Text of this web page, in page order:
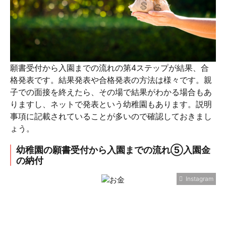
願書受付から入園までの流れの第4ステップが結果、合
格発表です。結果発表や合格発表の方法は様々です。親
子での面接を終えたら、その場で結果がわかる場合もあ
りますし、ネットで発表という幼稚園もあります。説明
事項に記載されていることが多いので確認しておきまし
ょう。
幼稚園の願書受付から入園までの流れ⑤入園金
の納付
Instagram